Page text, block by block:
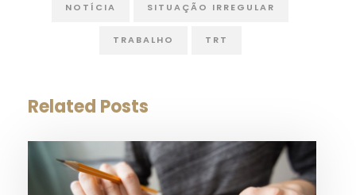
NOTÍCIA SITUAÇÃO IRREGULAR
TRABALHO TRT
Related Posts